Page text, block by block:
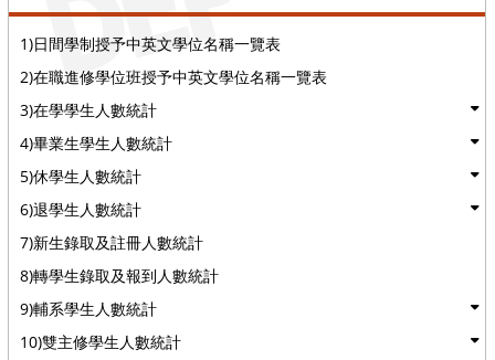
1)日間學制授予中英文學位名稱一覽表
2)在職進修學位班授予中英文學位名稱一覽表
3)在學學生人數統計
4)畢業生學生人數統計
5)休學生人數統計
6)退學生人數統計
7)新生錄取及註冊人數統計
8)轉學生錄取及報到人數統計
9)輔系學生人數統計
10)雙主修學生人數統計